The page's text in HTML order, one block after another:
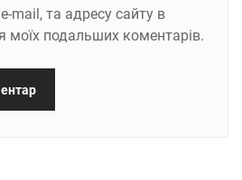
mail, та адресу сайту в
моїх подальших коментарів.